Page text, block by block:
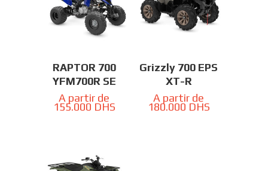
RAPTOR 700
YFM700R SE
A partir de
155.000 DHS
Grizzly 700 EPS
XT-R
A partir de
180.000 DHS